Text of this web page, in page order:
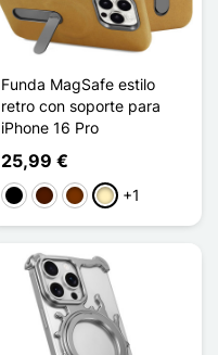
Funda MagSafe estilo
retro con soporte para
iPhone 16 Pro
25,99 €
NegroMarrón oscuro
CaféMarrón claro
+1